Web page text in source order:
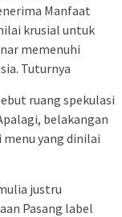
Manfaat
krusial untuk
memenuhi
Tuturnya
ruang spekulasi
belakangan
yang dinilai
justru
Pasang label